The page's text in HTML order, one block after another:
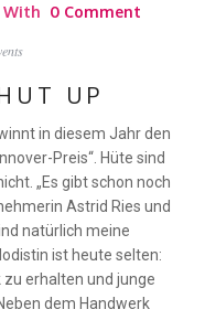
With 0 Comment
UP
in diesem Jahr den
Preis“. Hüte sind
„Es gibt schon noch
Astrid Ries und
natürlich meine
ist heute selten:
zu erhalten und junge
dem Handwerk